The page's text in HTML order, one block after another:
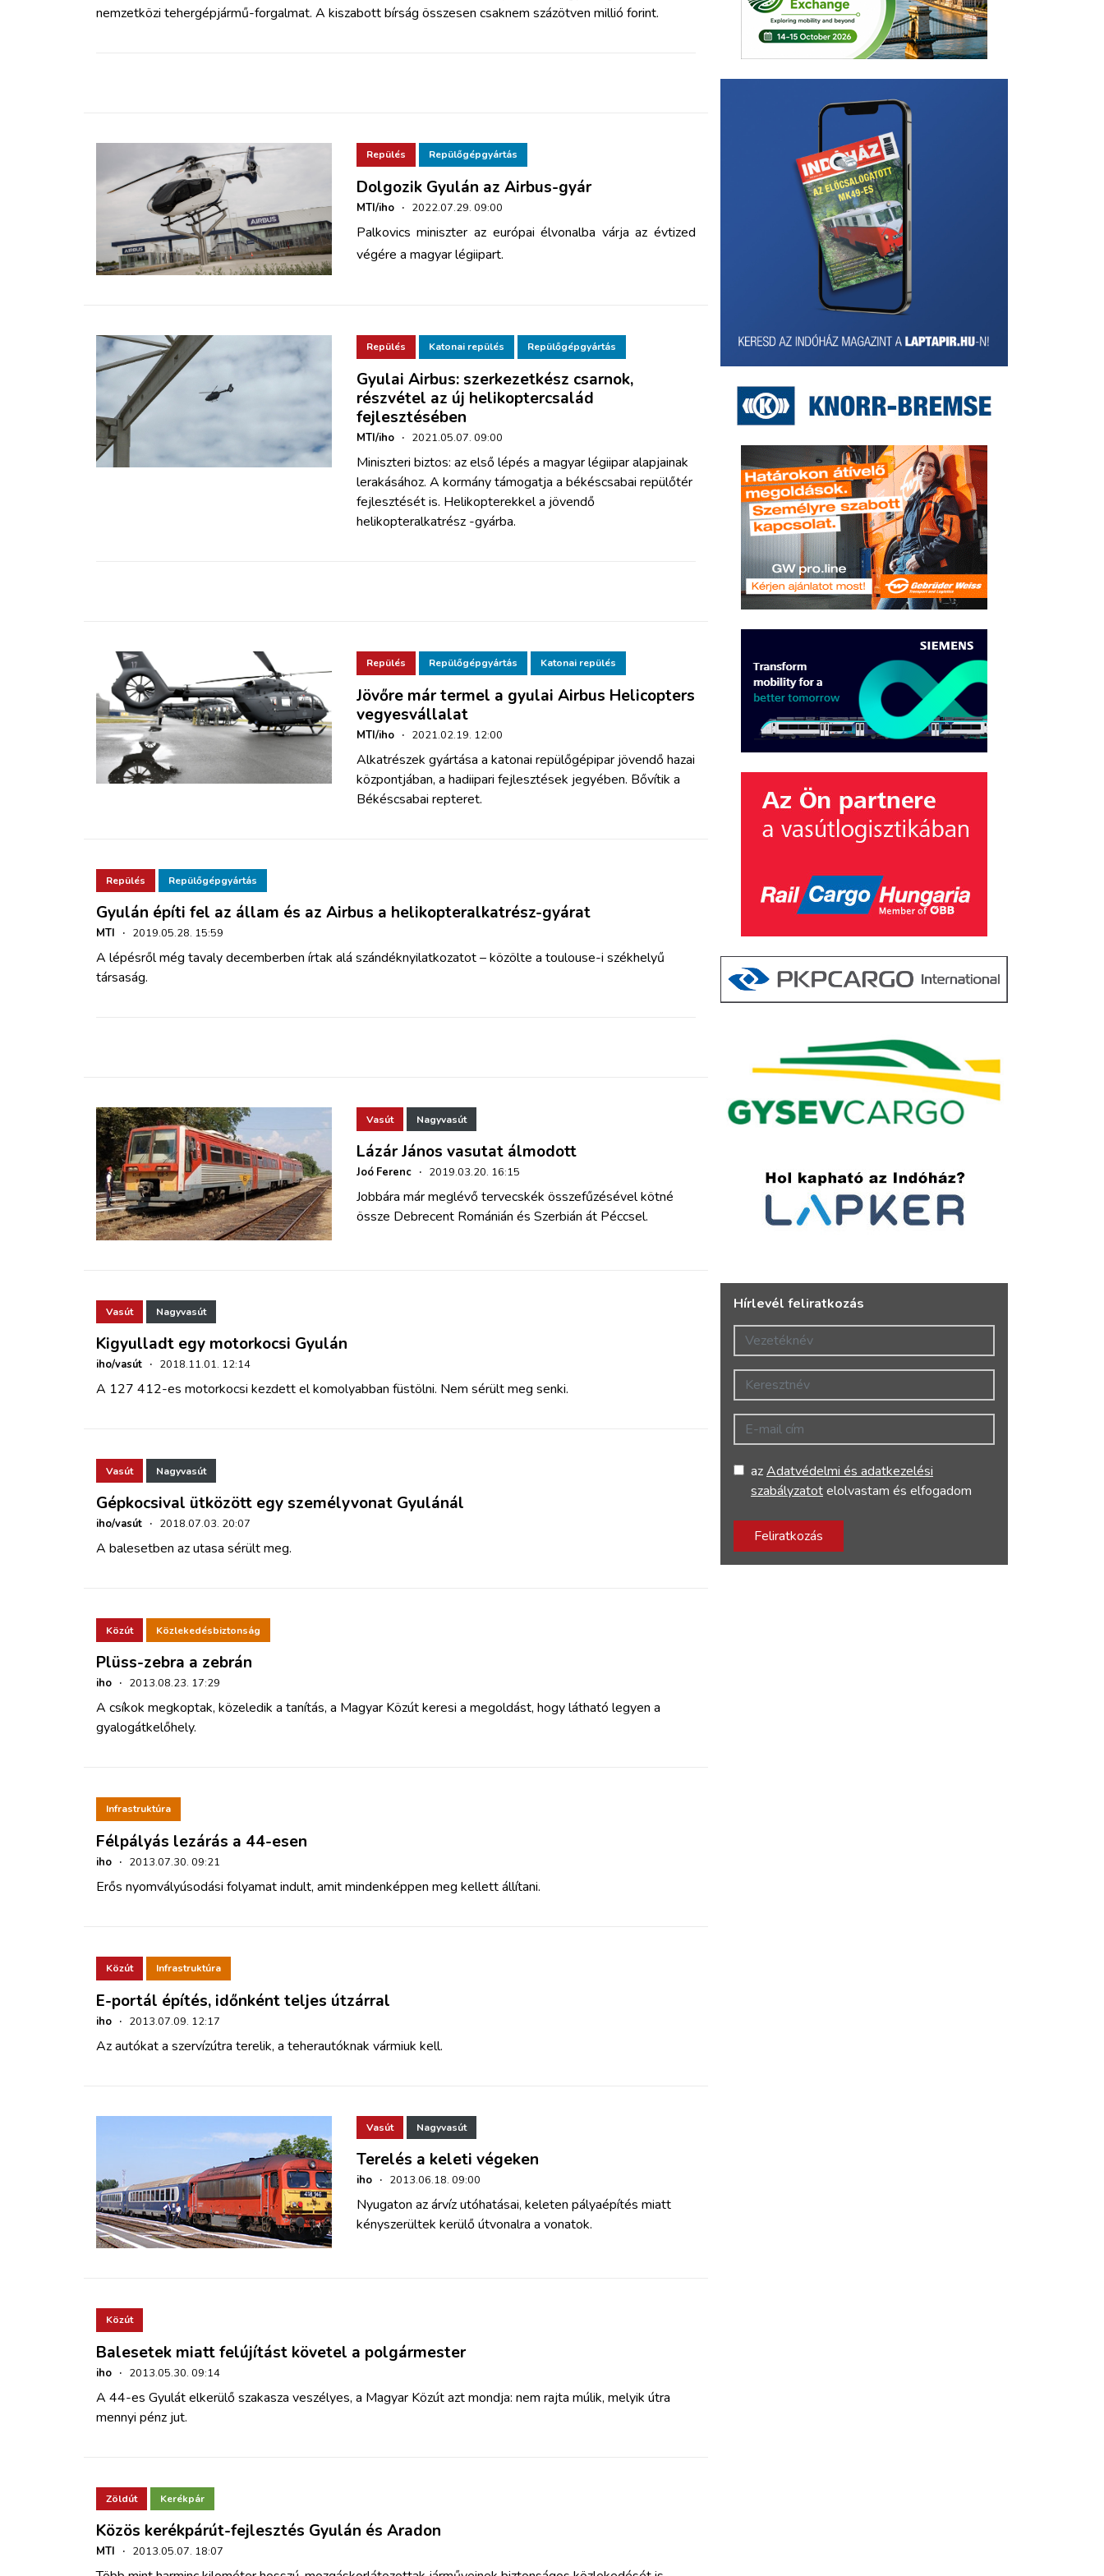
BELÉPÉS
nemzetközi tehergépjármű-forgalmat. A kiszabott bírság összesen csaknem százötven millió forint.
Repülés Repülőgépgyártás
Dolgozik Gyulán az Airbus-gyár
MTI/iho · 2022.07.29. 09:00
Palkovics miniszter az európai élvonalba várja az évtized
végére a magyar légiipart.
Repülés Katonai repülés Repülőgépgyártás
Gyulai Airbus: szerkezetkész csarnok,
részvétel az új helikoptercsalád
fejlesztésében
MTI/iho · 2021.05.07. 09:00
Miniszteri biztos: az első lépés a magyar légiipar alapjainak
lerakásához. A kormány támogatja a békéscsabai repülőtér
fejlesztését is. Helikopterekkel a jövendő
helikopteralkatrész -gyárba.
Repülés Repülőgépgyártás Katonai repülés
Jövőre már termel a gyulai Airbus Helicopters
vegyesvállalat
MTI/iho · 2021.02.19. 12:00
Alkatrészek gyártása a katonai repülőgépipar jövendő hazai
központjában, a hadiipari fejlesztések jegyében. Bővítik a
Békéscsabai repteret.
Repülés Repülőgépgyártás
Gyulán építi fel az állam és az Airbus a helikopteralkatrész-gyárat
MTI · 2019.05.28. 15:59
A lépésről még tavaly decemberben írtak alá szándéknyilatkozatot – közölte a toulouse-i székhelyű
társaság.
Vasút Nagyvasút
Lázár János vasutat álmodott
Joó Ferenc · 2019.03.20. 16:15
Jobbára már meglévő tervecskék összefűzésével kötné
össze Debrecent Románián és Szerbián át Péccsel.
Vasút Nagyvasút
Kigyulladt egy motorkocsi Gyulán
iho/vasút · 2018.11.01. 12:14
A 127 412-es motorkocsi kezdett el komolyabban füstölni. Nem sérült meg senki.
Vasút Nagyvasút
Gépkocsival ütközött egy személyvonat Gyulánál
iho/vasút · 2018.07.03. 20:07
A balesetben az utasa sérült meg.
Közút Közlekedésbiztonság
Plüss-zebra a zebrán
iho · 2013.08.23. 17:29
A csíkok megkoptak, közeledik a tanítás, a Magyar Közút keresi a megoldást, hogy látható legyen a
gyalogátkelőhely.
Infrastruktúra
Félpályás lezárás a 44-esen
iho · 2013.07.30. 09:21
Erős nyomvályúsodási folyamat indult, amit mindenképpen meg kellett állítani.
Közút Infrastruktúra
E-portál építés, időnként teljes útzárral
iho · 2013.07.09. 12:17
Az autókat a szervízútra terelik, a teherautóknak vármiuk kell.
Vasút Nagyvasút
Terelés a keleti végeken
iho · 2013.06.18. 09:00
Nyugaton az árvíz utóhatásai, keleten pályaépítés miatt
kényszerültek kerülő útvonalra a vonatok.
Közút
Balesetek miatt felújítást követel a polgármester
iho · 2013.05.30. 09:14
A 44-es Gyulát elkerülő szakasza veszélyes, a Magyar Közút azt mondja: nem rajta múlik, melyik útra
mennyi pénz jut.
Zöldút Kerékpár
Közös kerékpárút-fejlesztés Gyulán és Aradon
MTI · 2013.05.07. 18:07
Hírlevél feliratkozás
Vezetéknév
Keresztnév
E-mail cím
azAdatvédelmi és adatkezelési
szabályzatotelolvastam és elfogadom
Feliratkozás